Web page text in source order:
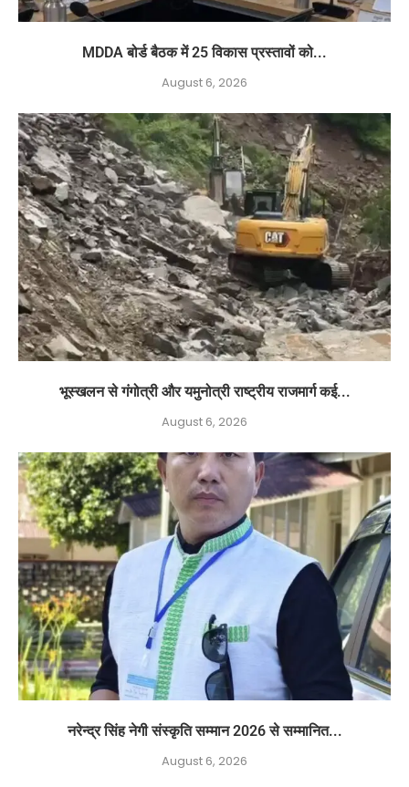
MDDA बोर्ड बैठक में 25 विकास प्रस्तावों को...
August 6, 2026
भूस्खलन से गंगोत्री और यमुनोत्री राष्ट्रीय राजमार्ग कई...
August 6, 2026
नरेन्द्र सिंह नेगी संस्कृति सम्मान 2026 से सम्मानित...
August 6, 2026